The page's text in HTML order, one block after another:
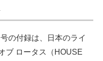
の付録は、日本のライ
ブ ロータス（HOUSE